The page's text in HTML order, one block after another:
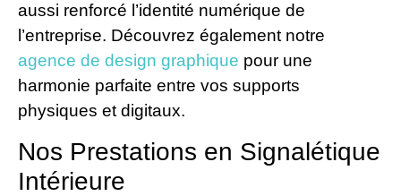
aussi renforcé l’identité numérique de
l’entreprise. Découvrez également notre
agence de design graphique pour une
harmonie parfaite entre vos supports
physiques et digitaux.
Nos Prestations en Signalétique
Intérieure